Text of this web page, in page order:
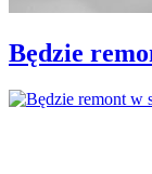
Będzie